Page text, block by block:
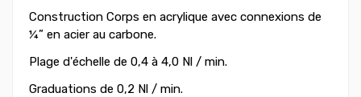
Construction Corps en acrylique avec connexions de
¼” en acier au carbone.
Plage d'échelle de 0,4 à 4,0 Nl / min.
Graduations de 0,2 Nl / min.